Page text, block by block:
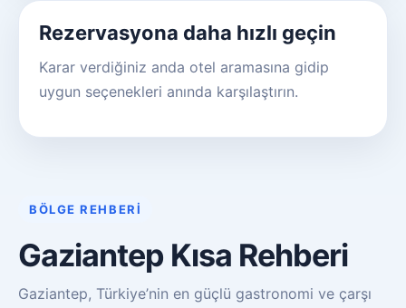
Rezervasyona daha hızlı geçin
Karar verdiğiniz anda otel aramasına gidip
uygun seçenekleri anında karşılaştırın.
BÖLGE REHBERI
Gaziantep Kısa Rehberi
Gaziantep, Türkiye’nin en güçlü gastronomi ve çarşı